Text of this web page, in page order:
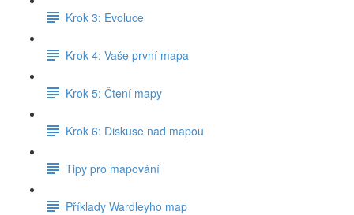
Krok 3: Evoluce
Krok 4: Vaše první mapa
Krok 5: Čtení mapy
Krok 6: Diskuse nad mapou
Tipy pro mapování
Příklady Wardleyho map